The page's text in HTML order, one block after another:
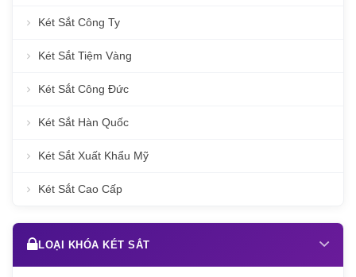
Két Sắt Công Ty
Két Sắt Tiệm Vàng
Két Sắt Công Đức
Két Sắt Hàn Quốc
Két Sắt Xuất Khẩu Mỹ
Két Sắt Cao Cấp
LOẠI KHÓA KÉT SẮT